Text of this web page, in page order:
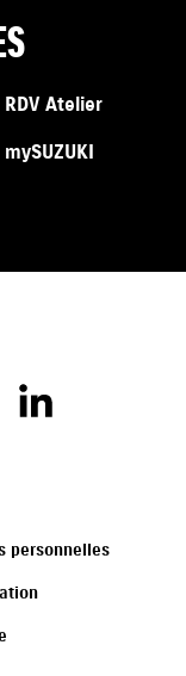
RDV Atelier
mySUZUKI
personnelles